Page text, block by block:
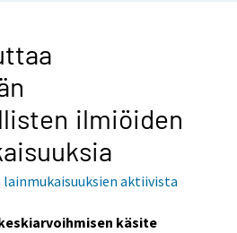
ilmiöiden
aktiivista
käsite